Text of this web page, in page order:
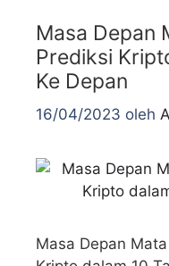
Masa Depan
Prediksi
Ke Depan
16/04/2023 oleh
Masa Depan